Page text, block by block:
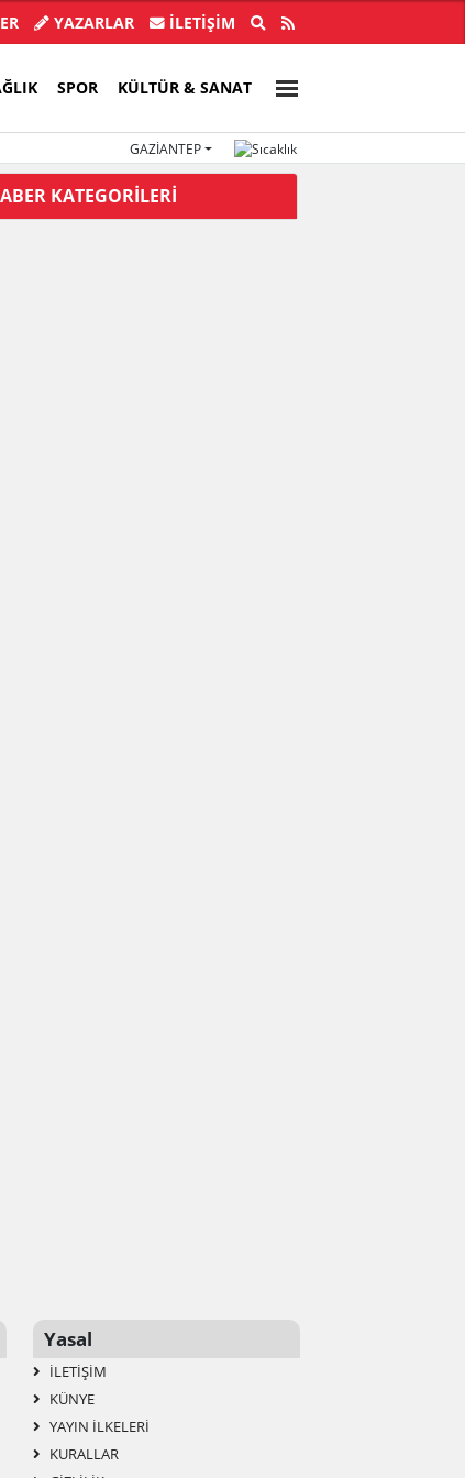
İlkay Çiçek tutuklandı!
YAZARLAR İLETIŞIM
SPOR KÜLTÜR & SANAT
GAZIANTEP
KATEGORİLERİ
Yasal
İLETIŞIM
KÜNYE
YAYIN İLKELERI
KURALLAR